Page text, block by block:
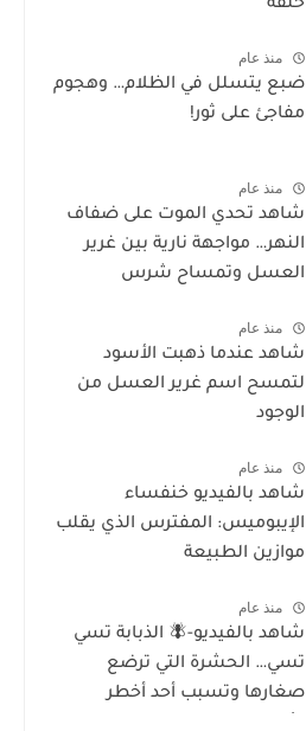
خلقه
منذ عام
ضبع يتسلل في الظلام… وهجوم
مفاجئ على ثور!
منذ عام
شاهد تحدي الموت على ضفاف
النهر… مواجهة نارية بين غرير
العسل وتمساح شرس
منذ عام
شاهد عندما ذهبت الأسود
لتمسح اسم غرير العسل من
الوجود
منذ عام
شاهد بالفيديو خنفساء
الإيبوميس: المفترس الذي يقلب
موازين الطبيعة
منذ عام
شاهد بالفيديو-🪰 الذبابة تسي
تسي… الحشرة التي ترضع
صغارها وتسبب أحد أخطر